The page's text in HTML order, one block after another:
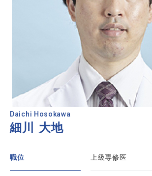
Daichi Hosokawa
細川 大地
職位 上級専修医